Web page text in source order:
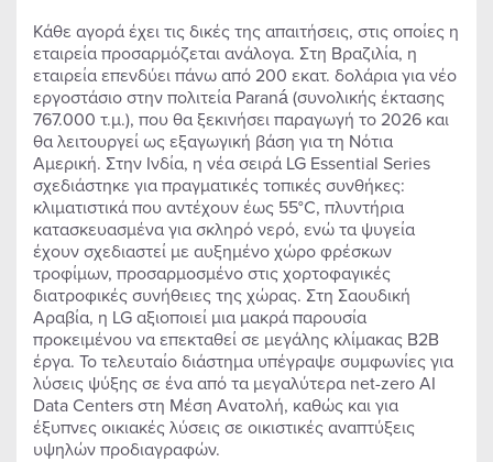
Κάθε αγορά έχει τις δικές της απαιτήσεις, στις οποίες η
εταιρεία προσαρμόζεται ανάλογα. Στη Βραζιλία, η
εταιρεία επενδύει πάνω από 200 εκατ. δολάρια για νέο
εργοστάσιο στην πολιτεία Paraná (συνολικής έκτασης
767.000 τ.μ.), που θα ξεκινήσει παραγωγή το 2026 και
θα λειτουργεί ως εξαγωγική βάση για τη Νότια
Αμερική. Στην Ινδία, η νέα σειρά LG Essential Series
σχεδιάστηκε για πραγματικές τοπικές συνθήκες:
κλιματιστικά που αντέχουν έως 55°C, πλυντήρια
κατασκευασμένα για σκληρό νερό, ενώ τα ψυγεία
έχουν σχεδιαστεί με αυξημένο χώρο φρέσκων
τροφίμων, προσαρμοσμένο στις χορτοφαγικές
διατροφικές συνήθειες της χώρας. Στη Σαουδική
Αραβία, η LG αξιοποιεί μια μακρά παρουσία
προκειμένου να επεκταθεί σε μεγάλης κλίμακας B2B
έργα. Το τελευταίο διάστημα υπέγραψε συμφωνίες για
λύσεις ψύξης σε ένα από τα μεγαλύτερα net-zero AI
Data Centers στη Μέση Ανατολή, καθώς και για
έξυπνες οικιακές λύσεις σε οικιστικές αναπτύξεις
υψηλών προδιαγραφών.